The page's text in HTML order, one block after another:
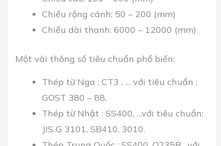
Chiều rộng cánh: 50 – 200 (mm)
Chiều dài thanh: 6000 – 12000 (mm)
Một vài thông số tiêu chuẩn phổ biến:
Thép từ Nga : CT3 , … với tiêu chuẩn :
GOST 380 – 88.
Thép từ Nhật : SS400, …với tiêu chuẩn:
JIS G 3101, SB410, 3010.